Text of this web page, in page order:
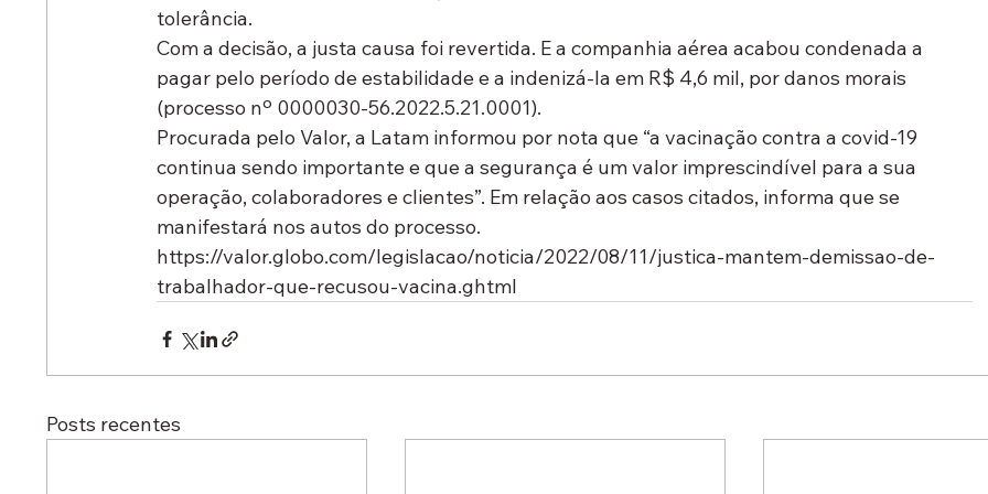
tolerância.
Com a decisão, a justa causa foi revertida. E a companhia aérea acabou condenada a
pagar pelo período de estabilidade e a indenizá-la em R$ 4,6 mil, por danos morais
(processo nº 0000030-56.2022.5.21.0001).
Procurada pelo Valor, a Latam informou por nota que “a vacinação contra a covid-19
continua sendo importante e que a segurança é um valor imprescindível para a sua
operação, colaboradores e clientes”. Em relação aos casos citados, informa que se
manifestará nos autos do processo.
https://valor.globo.com/legislacao/noticia/2022/08/11/justica-mantem-demissao-de-
trabalhador-que-recusou-vacina.ghtml
Posts recentes